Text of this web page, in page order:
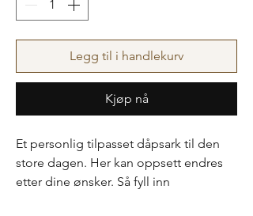
Legg til i handlekurv
Kjøp nå
Et personlig tilpasset dåpsark til den
store dagen. Her kan oppsett endres
etter dine ønsker. Så fyll inn